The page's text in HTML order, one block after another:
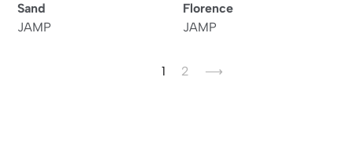
Sand
JAMP
Florence
JAMP
Aktuální
1 Page
2
Následující
⟶